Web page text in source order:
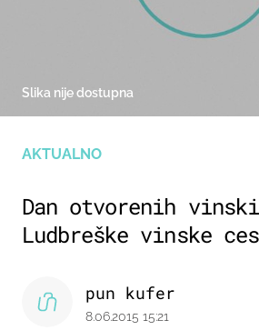
AKTUALNO
Dan otvorenih
Ludbreške vinske
pun kufer
8.06.2015 15:21
Slika nije dostupna